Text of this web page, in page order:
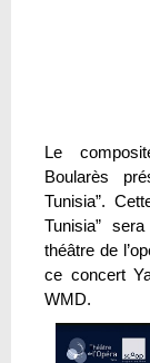
Le
Boularès
Tunisia”.
Tunisia”
théâtre de
ce concert
WMD.